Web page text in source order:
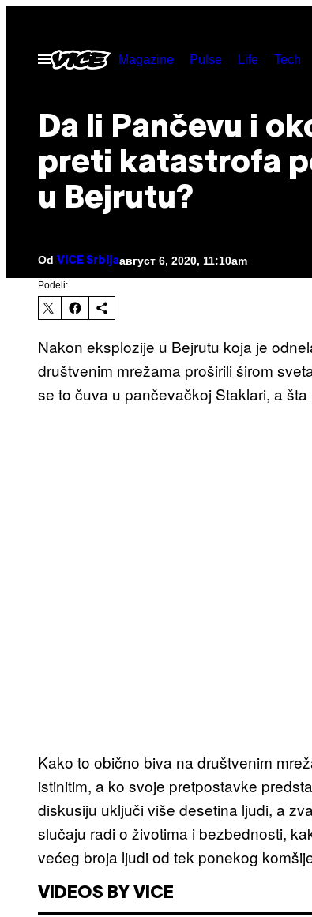
садржај
Otvori
Meni
Magazine Pulse Life Tech
Da li Pančevu i
preti katastrofa
u Bejrutu?
Od VICE Srbijaавгуст 6, 2020, 11:10am
Podeli:
Nakon eksplozije u Bejrutu koja je
društvenim mrežama proširili širom
se to čuva u pančevačkoj Staklari, a
Kako to obično biva na društvenim
istinitim, a ko svoje pretpostavke
diskusiju uključi više desetina ljudi, a
slučaju radi o životima i bezbednosti,
većeg broja ljudi od tek ponekog
VIDEOS BY VICE